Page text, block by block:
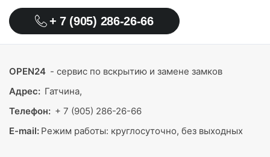
+ 7 (905) 286-26-66
OPEN24 - сервис по вскрытию и замене замков
Адрес: Гатчина,
Телефон: + 7 (905) 286-26-66
E-mail: Режим работы: круглосуточно, без выходных